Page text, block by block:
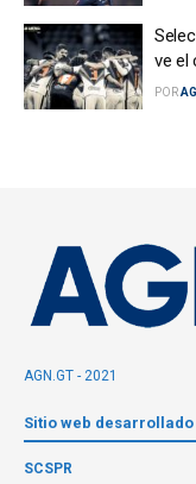
ve el
POR
AGN.GT - 2021
Sitio web desarrollado
SCSPR